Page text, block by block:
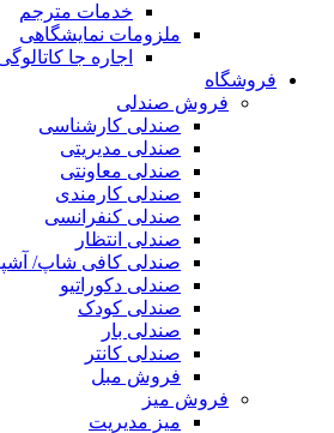
خدمات مترجم
ملزومات نمایشگاهی
اجاره جا
فروشگاه
فروش صندلی
صندلی کارشناسی
صندلی مدیریتی
صندلی معاونتی
صندلی کارمندی
صندلی کنفرانسی
صندلی انتظار
صندلی کافی شاپ/
صندلی دکوراتیو
صندلی کودک
صندلی بار
صندلی کانتر
فروش مبل
فروش میز
میز مدیریت